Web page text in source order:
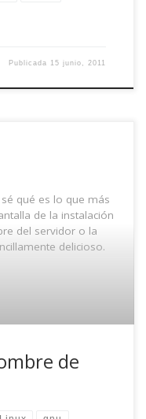
Publicada 15 junio, 2011
qué es lo que más
de la instalación
del servidor o la
delicioso.
de